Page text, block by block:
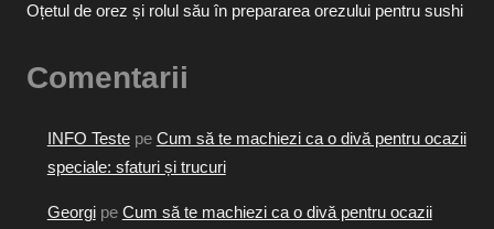
Oțetul de orez și rolul său în prepararea orezului pentru sushi
Comentarii
INFO Testepe Cum să te machiezi ca o divă pentru ocazii
speciale: sfaturi și trucuri
Georgipe Cum să te machiezi ca o divă pentru ocazii